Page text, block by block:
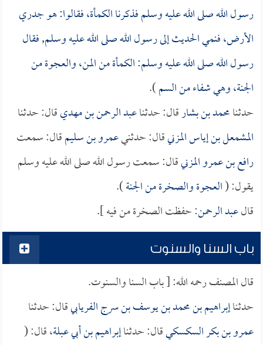
رسول الله صلى الله عليه وسلم فذكرنا الكمأة، فقالوا: هو جدري
الأرض، فنمي الحديث إلى رسول الله صلى الله عليه وسلم, فقال
رسول الله صلى الله عليه وسلم: الكمأة من المن، والعجوة من
الجنة، وهي شفاء من السم).
حدثنامحمد بن بشارقال: حدثناعبد الرحمن بن مهديقال: حدثنا
المشمعل بن إياس المزنيقال: حدثنيعمرو بن سليمقال: سمعت
رافع بن عمرو المزنيقال: سمعت رسول الله صلى الله عليه وسلم
يقول: (العجوة والصخرة من الجنة).
قالعبد الرحمن: حفظت الصخرة من فيه ].
باب السنا والسنوت
قال المصنف رحمه الله: [ باب السنا والسنوت.
حدثناإبراهيم بن محمد بن يوسف بن سرج الفريابيقال: حدثنا
عمرو بن بكر السكسكيقال: حدثناإبراهيم بن أبي عبلة، قال: (